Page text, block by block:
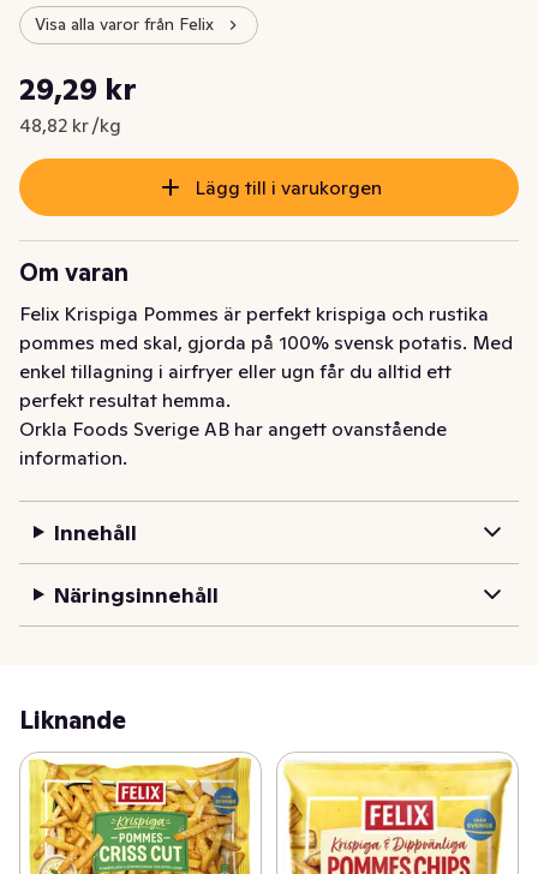
Visa alla varor från Felix
Nuvarande pris är: 29,29 kr
29,29 kr
48,82 kr /kg
Styckpris: 48,82 kr /kg
Lägg till i varukorgen
Om varan
Felix Krispiga Pommes är perfekt krispiga och rustika
pommes med skal, gjorda på 100% svensk potatis. Med
enkel tillagning i airfryer eller ugn får du alltid ett
perfekt resultat hemma.
Orkla Foods Sverige AB har angett ovanstående
information.
Innehåll
Näringsinnehåll
Liknande